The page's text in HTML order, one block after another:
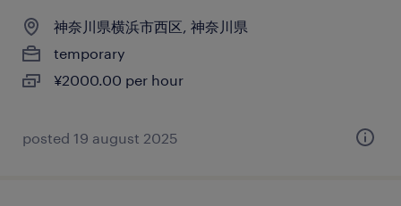
神奈川県横浜市西区, 神奈川県
temporary
¥2000.00 per hour
posted 19 august 2025